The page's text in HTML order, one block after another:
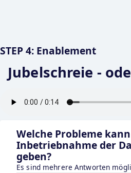
STEP 4: Enablement
Jubelschreie -
Welche Probleme
Inbetriebnahme der
geben?
Es sind mehrere Antworten